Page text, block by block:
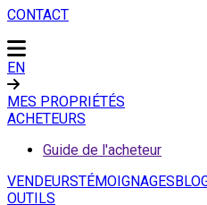
CONTACT
EN
MES PROPRIÉTÉS
ACHETEURS
Guide de l'acheteur
VENDEURSTÉMOIGNAGES
OUTILS